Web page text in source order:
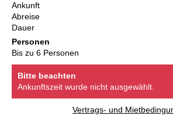
Ankunft
Abreise
Dauer
Personen
Bis zu 6 Personen
Bitte beachten
Ankunftszeit wurde nicht ausgewählt.
Vertrags- und